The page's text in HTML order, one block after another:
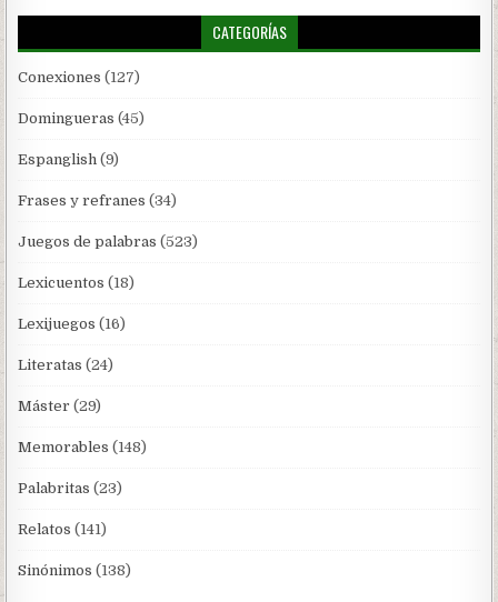
CATEGORÍAS
Conexiones (127)
Domingueras (45)
Espanglish (9)
Frases y refranes (34)
Juegos de palabras (523)
Lexicuentos (18)
Lexijuegos (16)
Literatas (24)
Máster (29)
Memorables (148)
Palabritas (23)
Relatos (141)
Sinónimos (138)